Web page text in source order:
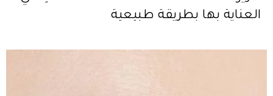
العناية بها بطريقة طبيعية